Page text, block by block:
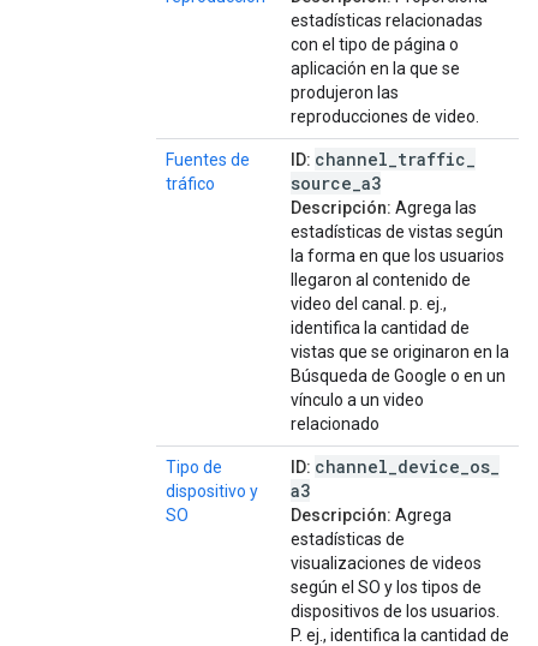
estadísticas relacionadas
con el tipo de página o
aplicación en la que se
produjeron las
reproducciones de video.
Fuentes de
tráfico
ID: channel traffic
source a3
Descripción: Agrega las
estadísticas de vistas según
la forma en que los usuarios
llegaron al contenido de
video del canal. p. ej.,
identifica la cantidad de
vistas que se originaron en la
Búsqueda de Google o en un
vínculo a un video
relacionado
Tipo de
dispositivo y
SO
ID: channel device os
a3
Descripción: Agrega
estadísticas de
visualizaciones de videos
según el SO y los tipos de
dispositivos de los usuarios.
P. ej., identifica la cantidad de